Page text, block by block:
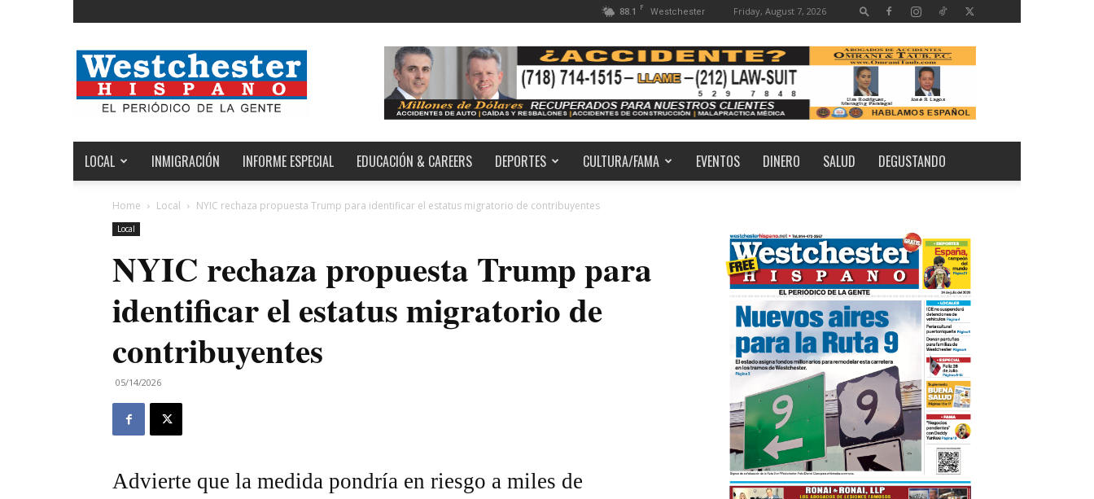
88.1 F Westchester Friday, August 7, 2026
Noticias
de
Westchester,
Estados
y
el
Mundo
LOCAL INMIGRACIÓN INFORME ESPECIAL EDUCACIÓN & CAREERS DEPORTES CULTURA/FAMA EVENTOS DINERO SALUD DEGUSTANDO
Home Local NYIC rechaza propuesta Trump para identificar el estatus migratorio de contribuyentes
Local
NYIC rechaza propuesta Trump para
identificar el estatus migratorio de
contribuyentes
05/14/2026
Advierte que la medida pondría en riesgo a miles de